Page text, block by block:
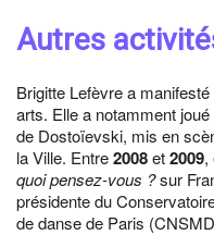
Autres
Brigitte Lefèvre a
arts. Elle a notamment
de Dostoïevski, mis en
la Ville. Entre2008et2009,
quoi pensez-vous ?sur
présidente du
de danse de Paris